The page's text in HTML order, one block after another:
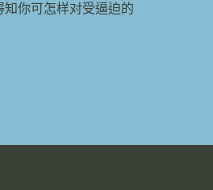
你可怎样对受逼迫的